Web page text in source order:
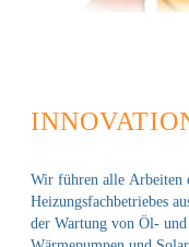
Wir führen alle Arbeiten
Heizungsfachbetriebes
der Wartung von Öl- und